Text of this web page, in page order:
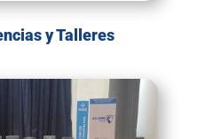
y Talleres